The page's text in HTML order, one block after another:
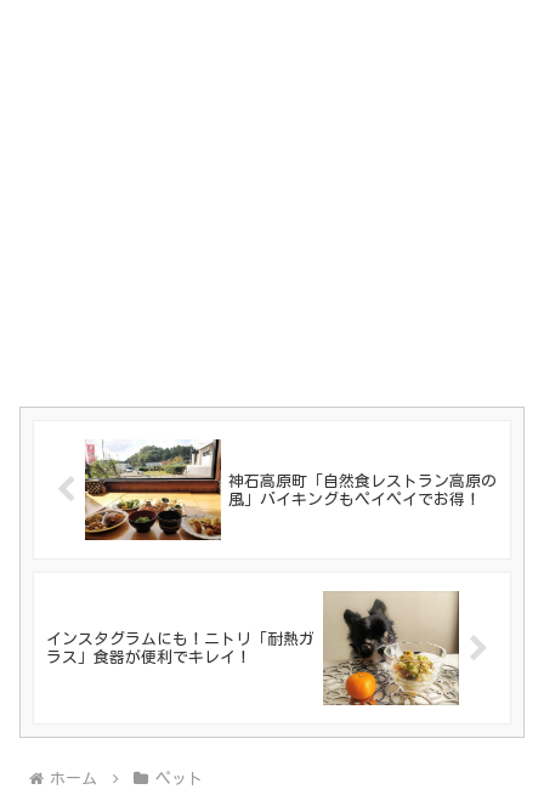
神石高原町「自然食レストラン高原の
風」バイキングもペイペイでお得！
インスタグラムにも！ニトリ「耐熱ガ
ラス」食器が便利でキレイ！
ホーム ペット